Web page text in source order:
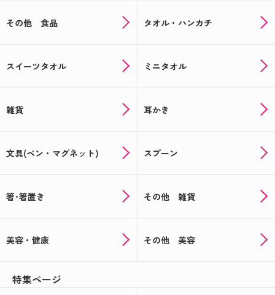
その他 食品 タオル・ハンカチ
スイーツタオル ミニタオル
雑貨 耳かき
文具(ペン・マグネット) スプーン
箸･箸置き その他 雑貨
美容・健康 その他 美容
特集ページ